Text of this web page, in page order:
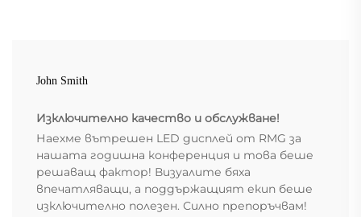
John Smith
Изключително качество и обслужване!
Наехме вътрешен LED дисплей от RMG за
нашата годишна конференция и това беше
решаващ фактор! Визуалите бяха
впечатляващи, а поддържащият екип беше
изключително полезен. Силно препоръчвам!